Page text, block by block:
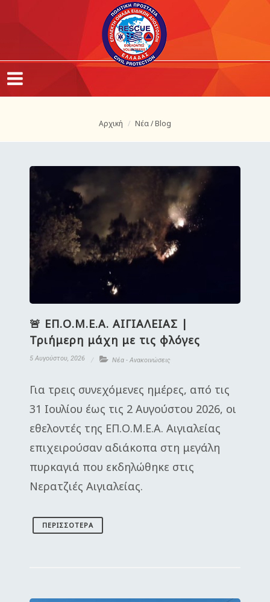
Αρχική Νέα / Blog
🚨 ΕΠ.Ο.Μ.Ε.Α. ΑΙΓΙΑΛΕΙΑΣ |
Τριήμερη μάχη με τις φλόγες
5 Αυγούστου, 2026 Νέα - Ανακοινώσεις
Για τρεις συνεχόμενες ημέρες, από τις
31 Ιουλίου έως τις 2 Αυγούστου 2026, οι
εθελοντές της ΕΠ.Ο.Μ.Ε.Α. Αιγιαλείας
επιχειρούσαν αδιάκοπα στη μεγάλη
πυρκαγιά που εκδηλώθηκε στις
Νερατζιές Αιγιαλείας.
ΠΕΡΙΣΣΌΤΕΡΑ